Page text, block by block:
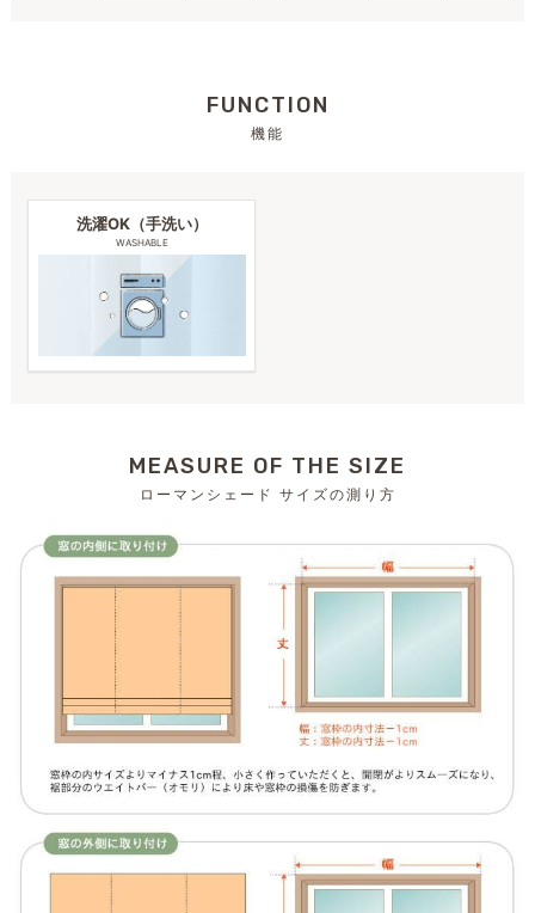
FUNCTION
機能
洗濯OK（手洗い）
WASHABLE
MEASURE OF THE SIZE
ローマンシェード サイズの測り方